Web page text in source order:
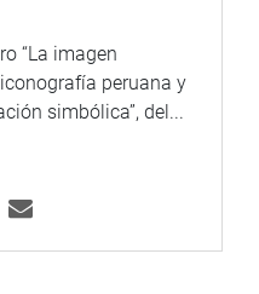
“La imagen
peruana y
simbólica”, del...